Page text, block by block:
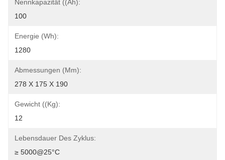
Nennkapazität ((Ah):
100
Energie (Wh):
1280
Abmessungen (mm):
278 X 175 X 190
Gewicht ((kg):
12
Lebensdauer Des Zyklus:
≥ 5000@25°C